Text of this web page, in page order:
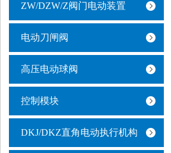
ZW/DZW/Z阀门电动装置
电动刀闸阀
高压电动球阀
控制模块
DKJ/DKZ直角电动执行机构